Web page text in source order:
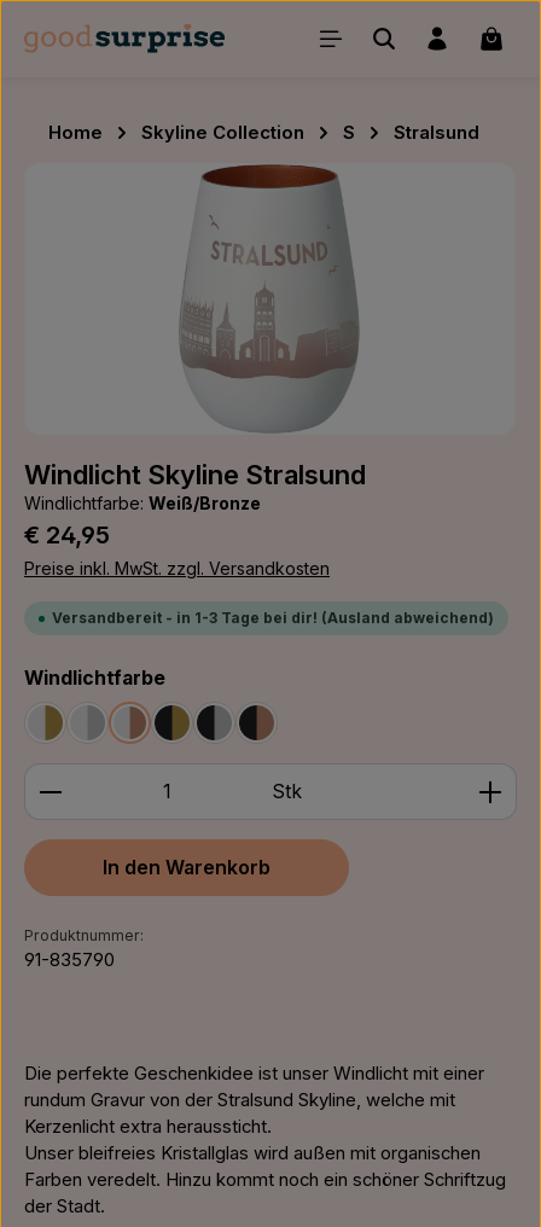
Zum Hauptinhalt springen
Home Skyline Collection S
Stralsund
Bildergalerie überspringen
Windlicht Skyline Stralsund
Windlichtfarbe: Weiß/Bronze
Regulärer Preis:
€ 24,95
Preise inkl. MwSt. zzgl. Versandkosten
Versandbereit - in 1-3 Tage bei dir! (Ausland abweichend)
Windlichtfarbeauswählen
Weiß/GoldWeiß/Silber
Weiß/Bronze
Schwarz/Gold
Schwarz/Silber
Schwarz/Bronze
Produkt Anzahl: Gib den gewünschten Wert ein
Stk
In den Warenkorb
Produktnummer:
91-835790
Die perfekte Geschenkidee ist unser Windlicht mit einer
rundum Gravur von der Stralsund Skyline, welche mit
Kerzenlicht extra heraussticht.
Unser bleifreies Kristallglas wird außen mit organischen
Farben veredelt. Hinzu kommt noch ein schöner Schriftzug
der Stadt.